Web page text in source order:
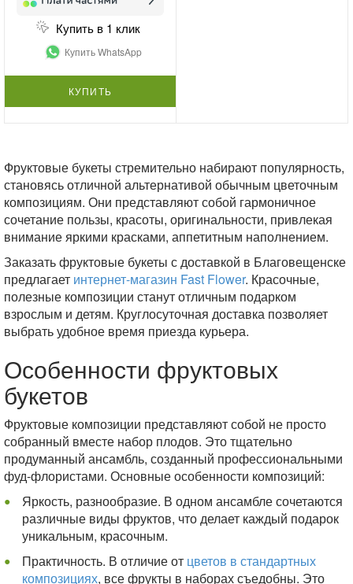
Купить в 1 клик
Купить WhatsApp
КУПИТЬ
Фруктовые букеты стремительно набирают популярность,
становясь отличной альтернативой обычным цветочным
композициям. Они представляют собой гармоничное
сочетание пользы, красоты, оригинальности, привлекая
внимание яркими красками, аппетитным наполнением.
Заказать фруктовые букеты с доставкой в Благовещенске
предлагает интернет-магазин Fast Flower. Красочные,
полезные композиции станут отличным подарком
взрослым и детям. Круглосуточная доставка позволяет
выбрать удобное время приезда курьера.
Особенности фруктовых
букетов
Фруктовые композиции представляют собой не просто
собранный вместе набор плодов. Это тщательно
продуманный ансамбль, созданный профессиональными
фуд-флористами. Основные особенности композиций:
Яркость, разнообразие. В одном ансамбле сочетаются
различные виды фруктов, что делает каждый подарок
уникальным, красочным.
Практичность. В отличие от цветов в стандартных
композициях, все фрукты в наборах съедобны. Это